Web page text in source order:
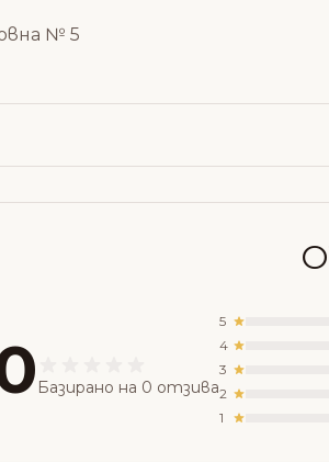
№ 5
Базирано на 0 отзива
5
4
3
2
1